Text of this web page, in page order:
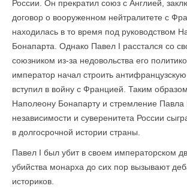
России. Он прекратил союз с Англией,
договор о вооруженном нейтралитете с
находилась в то время под руководством
Бонапарта. Однако Павел I расстался со
союзником из-за недовольства его
император начал строить
вступил в войну с Францией. Таким
Наполеону Бонапарту и стремление Павла
независимости и суверенитета России
в долгосрочной истории страны.
Павел I был убит в своем императорском
убийства монарха до сих пор вызывают
историков.